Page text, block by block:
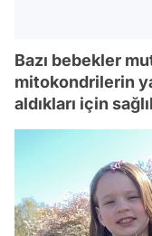
Bazı bebekler
mitokondrilerin
aldıkları için